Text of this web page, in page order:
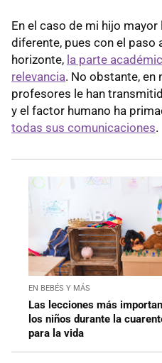
En el caso de mi hijo
diferente, pues con el paso
horizonte, la parte
relevancia. No obstante, en
profesores le han
y el factor humano ha
todas sus comunicaciones.
EN BEBÉS Y MÁS
Las lecciones más
los niños durante la
para la vida